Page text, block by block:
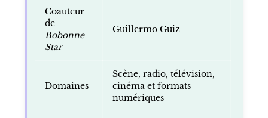
Coauteur
de
Bobonne
Star
Guillermo Guiz
Domaines
Scène, radio, télévision,
cinéma et formats
numériques